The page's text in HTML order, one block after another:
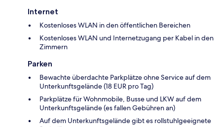
Internet
Kostenloses WLAN in den öffentlichen Bereichen
Kostenloses WLAN und Internetzugang per Kabel in den
Zimmern
Parken
Bewachte überdachte Parkplätze ohne Service auf dem
Unterkunftsgelände (18 EUR pro Tag)
Parkplätze für Wohnmobile, Busse und LKW auf dem
Unterkunftsgelände (es fallen Gebühren an)
Auf dem Unterkunftsgelände gibt es rollstuhlgeeignete